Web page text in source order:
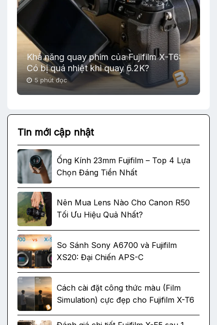
Khả năng quay phim của Fujifilm X-T6:
Có bị quá nhiệt khi quay 6.2K?
5 phút đọc
Tin mới cập nhật
Ống Kính 23mm Fujifilm – Top 4 Lựa
Chọn Đáng Tiền Nhất
Nên Mua Lens Nào Cho Canon R50
Tối Ưu Hiệu Quả Nhất?
So Sánh Sony A6700 và Fujifilm
XS20: Đại Chiến APS-C
Cách cài đặt công thức màu (Film
Simulation) cực đẹp cho Fujifilm X-T6